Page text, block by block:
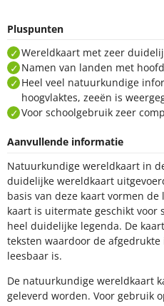
Pluspunten
Wereldkaart met zeer
Namen van landen met
Heel veel natuurkundige
hoogvlaktes, zeeën is
Voor schoolgebruik zeer
Aanvullende informatie
Natuurkundige wereldkaart in de
duidelijke wereldkaart uitgevoerd
deze kaart vormen de landen en
geschikt voor scholen. De kaart
De kaart bevat geen heel kleine
informatie zeer duidelijk leesbaar
geleverd worden. Voor gebruik op
gedrukt op vrachtwagenzeil met